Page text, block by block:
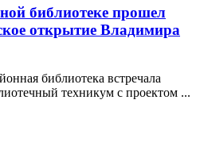
библиотеке прошел
открытие Владимира
библиотека встречала
техникум с проектом ...